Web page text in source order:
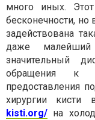
много иных.
бесконечности,
задействована
даже
значительный
обращения к
предоставления
хирургии кисти
kisti.org/ на